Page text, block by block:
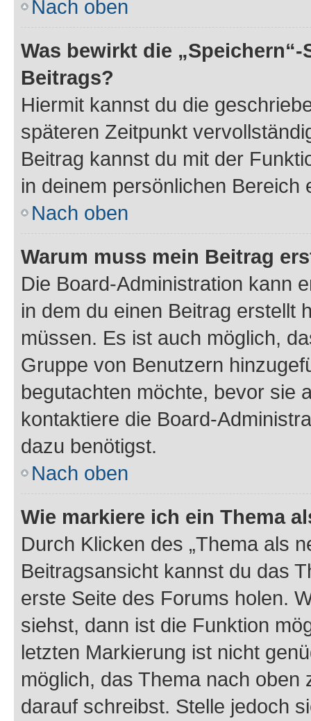
Nach oben
Was bewirkt die
Beitrags?
Hiermit kannst du die
späteren Zeitpunkt
Beitrag kannst du mit der
in deinem persönlichen Bereich
Nach oben
Warum muss mein Beitrag
Die Board-Administration kann
in dem du einen Beitrag erstellt
müssen. Es ist auch möglich,
Gruppe von Benutzern
begutachten möchte, bevor sie
kontaktiere die Board-
dazu benötigst.
Nach oben
Wie markiere ich ein Thema
Durch Klicken des „Thema als
Beitragsansicht kannst du das
erste Seite des Forums holen.
siehst, dann ist die Funktion
letzten Markierung ist nicht
möglich, das Thema nach oben
darauf schreibst. Stelle jedoch